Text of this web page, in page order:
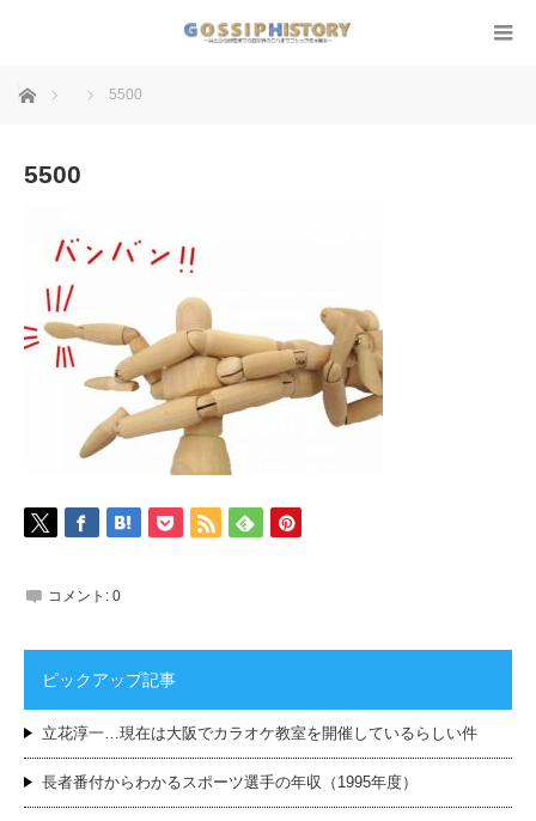
ホーム 5500
5500
コメント: 0
ピックアップ記事
立花淳一…現在は大阪でカラオケ教室を開催しているらしい件
長者番付からわかるスポーツ選手の年収（1995年度）